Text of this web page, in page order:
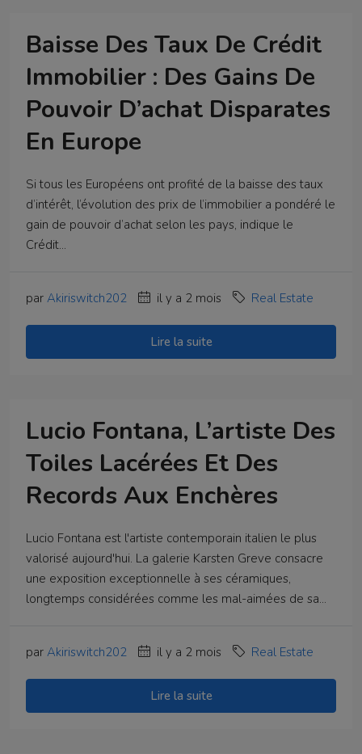
Baisse Des Taux De Crédit
Immobilier : Des Gains De
Pouvoir D’achat Disparates
En Europe
Si tous les Européens ont profité de la baisse des taux
d’intérêt, l’évolution des prix de l’immobilier a pondéré le
gain de pouvoir d’achat selon les pays, indique le
Crédit...
par Akiriswitch202 il y a 2 mois Real Estate
Lire la suite
Lucio Fontana, L’artiste Des
Toiles Lacérées Et Des
Records Aux Enchères
Lucio Fontana est l'artiste contemporain italien le plus
valorisé aujourd'hui. La galerie Karsten Greve consacre
une exposition exceptionnelle à ses céramiques,
longtemps considérées comme les mal-aimées de sa...
par Akiriswitch202 il y a 2 mois Real Estate
Lire la suite